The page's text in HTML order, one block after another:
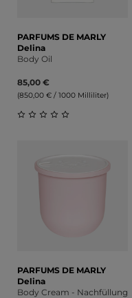
PARFUMS DE MARLY
Delina
Body Oil
85,00 €
(850,00 € / 1000 Milliliter)
PARFUMS DE MARLY
Delina
Body Cream - Nachfüllung